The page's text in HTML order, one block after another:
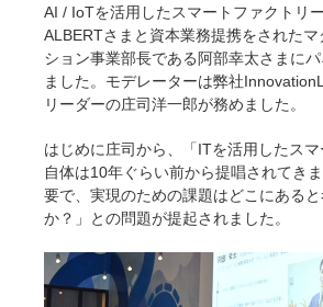
AI / IoTを活用したスマートファクトリ
ALBERTさまと資本業務提携をされた
ション事業部長である阿部幸太さまに
ました。モデレーターは弊社
リーダーの庄司洋一郎が務めました。
はじめに庄司から、「ITを活用したス
自体は10年ぐらい前から提唱されてき
要で、実現のための課題はどこにある
か？」との問題が提起されました。